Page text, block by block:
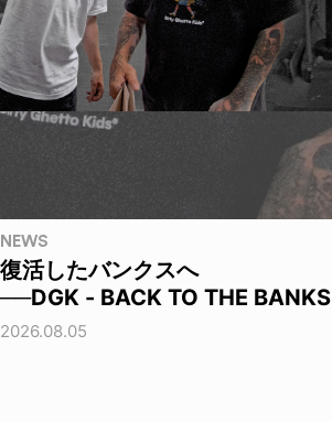
NEWS
復活したバンクスへ
──DGK - BACK TO THE BANKS
2026.08.05